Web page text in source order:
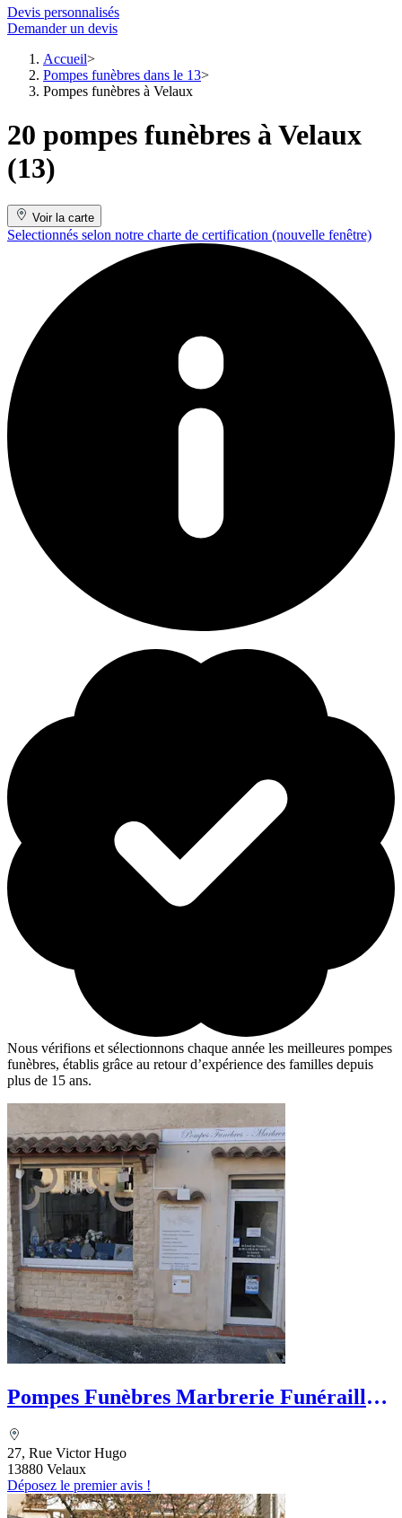
Devis personnalisés
Demander un devis
Accueil
Pompes funèbres dans le 13
Pompes funèbres à Velaux
20 pompes funèbres à Velaux
(13)
Voir la carte
Selectionnés selon notre charte de certification (nouvelle fenêtre)
Nous vérifions et sélectionnons chaque année les meilleures pompes
funèbres, établis grâce au retour d’expérience des familles depuis
plus de 15 ans.
Pompes Funèbres Marbrerie Funérailles
27, Rue Victor Hugo
13880 Velaux
Déposez le premier avis !